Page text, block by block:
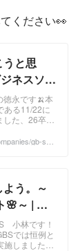
ください👀
と思
ネスソリ
永です🍌本
ある11/22に
た、26卒内
^^まずは内
gb-sol
う。～
🌸～ | グ
ューシ
小林です！
では恒例と
しました！